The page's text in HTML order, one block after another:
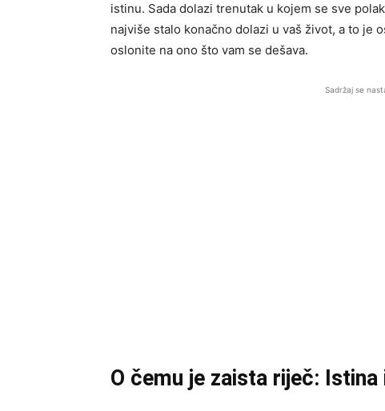
istinu. Sada dolazi trenutak u kojem se sve
najviše stalo konačno dolazi u vaš život, a to je
oslonite na ono što vam se dešava.
Sadržaj se
O čemu je zaista riječ: